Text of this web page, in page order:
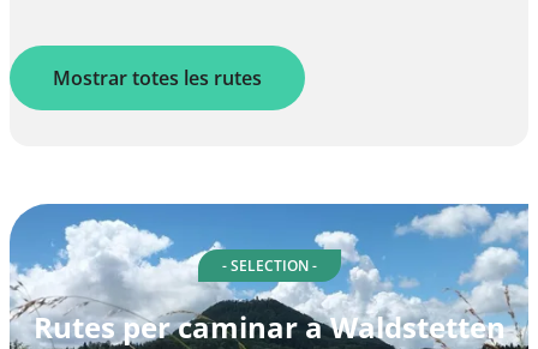
Mostrar totes les rutes
- SELECTION -
Rutes per caminar a Waldstetten